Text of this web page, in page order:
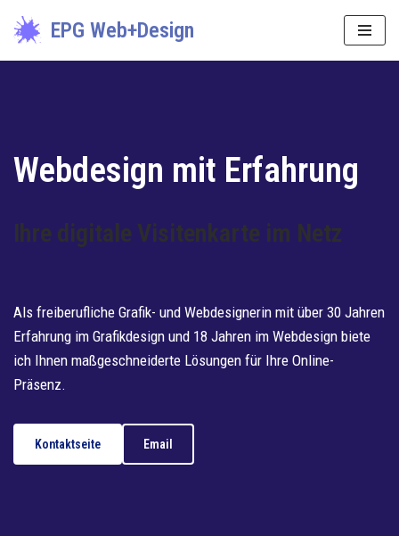
Zum
EPG Web+Design
Webdesign mit Erfahrung
Ihre digitale Visitenkarte im Netz
Als freiberufliche Grafik- und Webdesignerin mit über 30 Jahren
Erfahrung im Grafikdesign und 18 Jahren im Webdesign biete
ich Ihnen maßgeschneiderte Lösungen für Ihre Online-
Präsenz.
Kontaktseite Email